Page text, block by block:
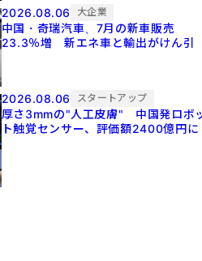
2026.08.06 大企業
中国・奇瑞汽車、7月の新車販売
23.3％増 新エネ車と輸出がけん引
2026.08.06 スタートアップ
厚さ3mmの"人工皮膚" 中国発ロボ
ト触覚センサー、評価額2400億円に